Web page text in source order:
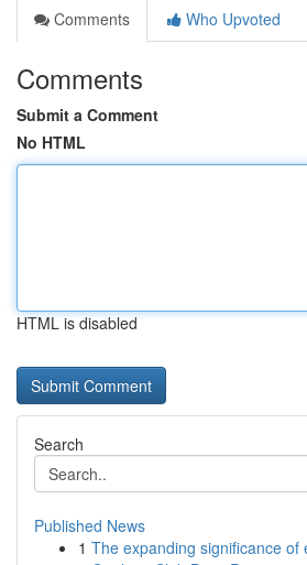
Comments
Who Upvoted
Comments
Submit a Comment
No HTML
HTML is disabled
Search
Published News
1 The expanding significance of